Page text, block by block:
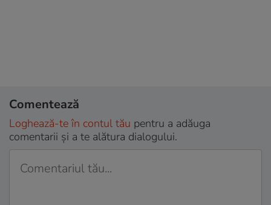
Comentează
Loghează-te în contul tău pentru a adăuga
comentarii și a te alătura dialogului.